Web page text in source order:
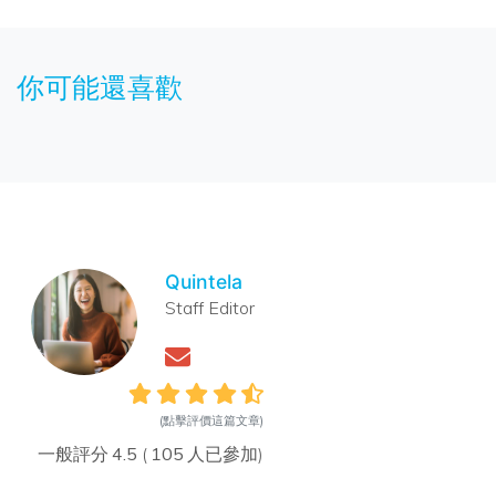
你可能還喜歡
Quintela
Staff Editor
(點擊評價這篇文章)
一般評分 4.5 ( 105 人已參加)